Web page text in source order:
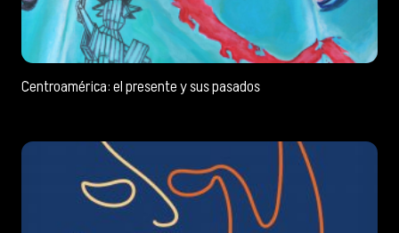
Centroamérica: el presente y sus pasados